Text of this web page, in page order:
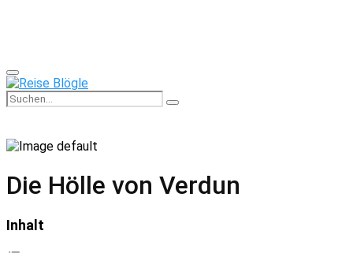
Primary
Menu
Search
for:
Search
Die Hölle von Verdun
Inhalt